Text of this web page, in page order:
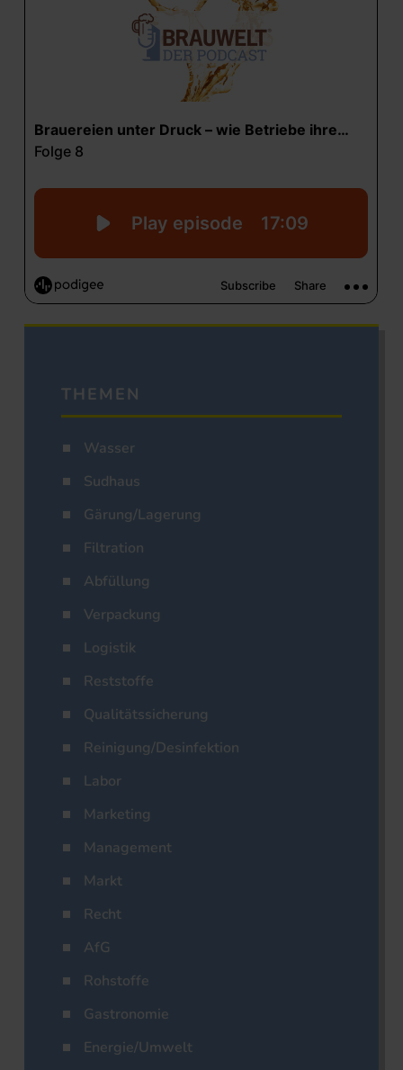
THEMEN
Wasser
Sudhaus
Gärung/Lagerung
Filtration
Abfüllung
Verpackung
Logistik
Reststoffe
Qualitätssicherung
Reinigung/Desinfektion
Labor
Marketing
Management
Markt
Recht
AfG
Rohstoffe
Gastronomie
Energie/Umwelt